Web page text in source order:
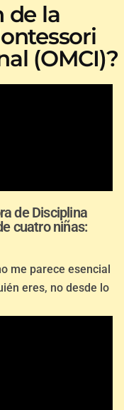
de la
(OMCI)?
de Disciplina
cuatro niñas:
me parece esencial
eres, no desde lo